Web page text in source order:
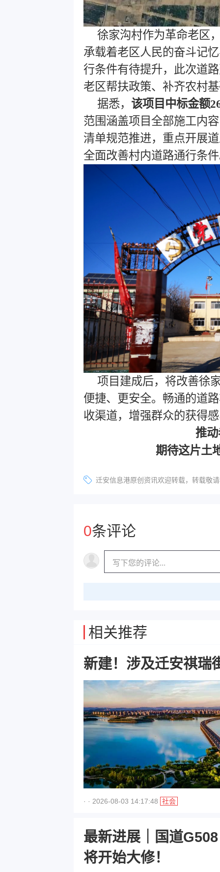
徐家沟村作为革命老区
承载着老区人民的奋斗记
行条件有待提升，此次道
老区帮扶政策、补齐农村
据悉， 该项目中标金额
范围涵盖项目全部施工内
清单规范推进，重点开展
全面改善村内道路通行条
项目建成后，将改善徐
便捷、更安全。畅通的道
收渠道，增强群众的获得
推
期待这片土
迁安信息港原创资讯欢迎转载，转载敬
0条评论
相关推荐
新建！涉及迁安祺
· · 2026-08-03 14:17:48 社会
最新进展｜国道
将开始大修！